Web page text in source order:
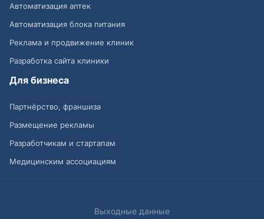
Автоматизация аптек
Автоматизация блока питания
Реклама и продвижение клиник
Разработка сайта клиники
Для бизнеса
Партнёрство, франшиза
Размещение рекламы
Разработчикам и стартапам
Медицинским ассоциациям
Выходные данные